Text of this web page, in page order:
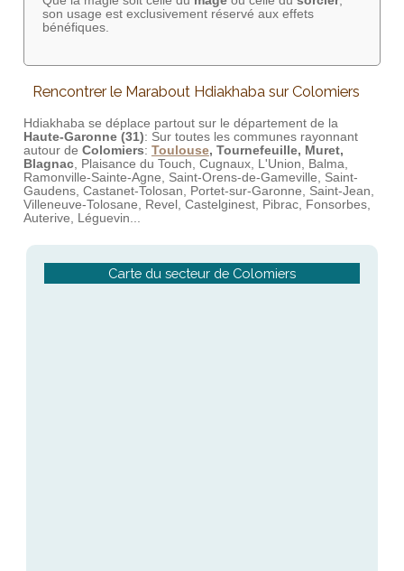
son usage est exclusivement réservé aux effets
bénéfiques.
Rencontrer le Marabout Hdiakhaba sur Colomiers
Hdiakhaba se déplace partout sur le département de la
Haute-Garonne (31): Sur toutes les communes rayonnant
autour de Colomiers: Toulouse, Tournefeuille, Muret,
Blagnac, Plaisance du Touch, Cugnaux, L'Union, Balma,
Ramonville-Sainte-Agne, Saint-Orens-de-Gameville, Saint-
Gaudens, Castanet-Tolosan, Portet-sur-Garonne, Saint-Jean,
Villeneuve-Tolosane, Revel, Castelginest, Pibrac, Fonsorbes,
Auterive, Léguevin...
Carte du secteur de Colomiers